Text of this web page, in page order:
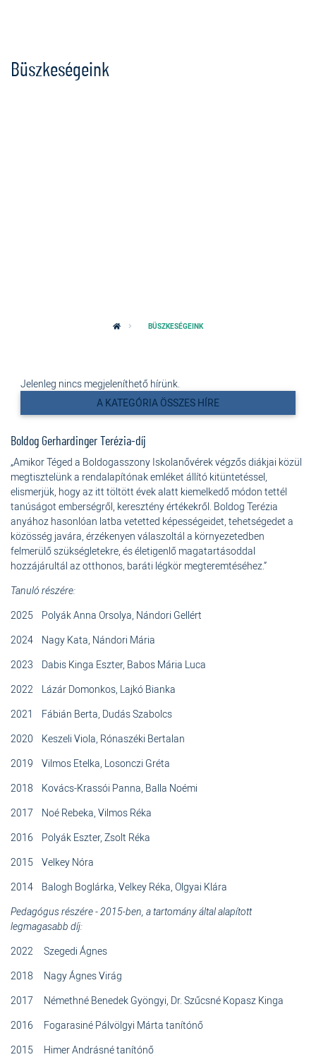
Büszkeségeink
BÜSZKESÉGEINK
Jelenleg nincs megjeleníthető hírünk.
A KATEGÓRIA ÖSSZES HÍRE
Boldog Gerhardinger Terézia-díj
„Amikor Téged a Boldogasszony Iskolanővérek végzős diákjai közül
megtisztelünk a rendalapítónak emléket állító kitüntetéssel,
elismerjük, hogy az itt töltött évek alatt kiemelkedő módon tettél
tanúságot emberségről, keresztény értékekről. Boldog Terézia
anyához hasonlóan latba vetetted képességeidet, tehetségedet a
közösség javára, érzékenyen válaszoltál a környezetedben
felmerülő szükségletekre, és életigenlő magatartásoddal
hozzájárultál az otthonos, baráti légkör megteremtéséhez.”
Tanuló részére:
2025 Polyák Anna Orsolya, Nándori Gellért
2024 Nagy Kata, Nándori Mária
2023 Dabis Kinga Eszter, Babos Mária Luca
2022 Lázár Domonkos, Lajkó Bianka
2021 Fábián Berta, Dudás Szabolcs
2020 Keszeli Viola, Rónaszéki Bertalan
2019 Vilmos Etelka, Losonczi Gréta
2018 Kovács-Krassói Panna, Balla Noémi
2017 Noé Rebeka, Vilmos Réka
2016 Polyák Eszter, Zsolt Réka
2015 Velkey Nóra
2014 Balogh Boglárka, Velkey Réka, Olgyai Klára
Pedagógus részére - 2015-ben, a tartomány által alapított
legmagasabb díj:
2022 Szegedi Ágnes
2018 Nagy Ágnes Virág
2017 Némethné Benedek Gyöngyi, Dr. Szűcsné Kopasz Kinga
2016 Fogarasiné Pálvölgyi Márta tanítónő
2015 Himer Andrásné tanítónő